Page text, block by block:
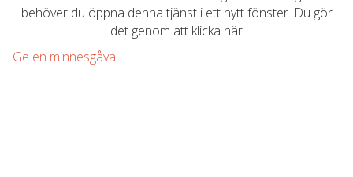
behöver du öppna denna tjänst i ett nytt fönster. Du gör
det genom att klicka här
Ge en minnesgåva